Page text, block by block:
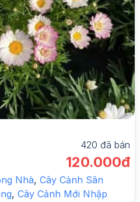
420 đã bán
120.000đ
Nhà, Cây Cảnh Sân
, Cây Cảnh Mới Nhập